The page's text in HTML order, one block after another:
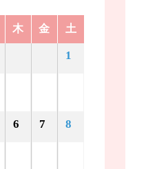
木 金 土
1
6 7 8